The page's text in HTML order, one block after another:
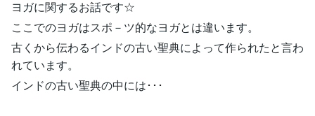
ヨガに関するお話です☆
ここでのヨガはスポ－ツ的なヨガとは違います。
古くから伝わるインドの古い聖典によって作られたと言わ
れています。
インドの古い聖典の中には･･･